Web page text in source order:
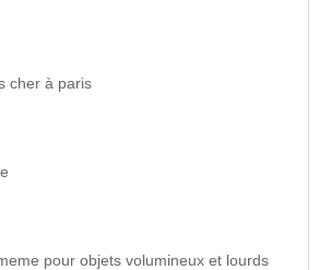
cher à paris
pour objets volumineux et lourds